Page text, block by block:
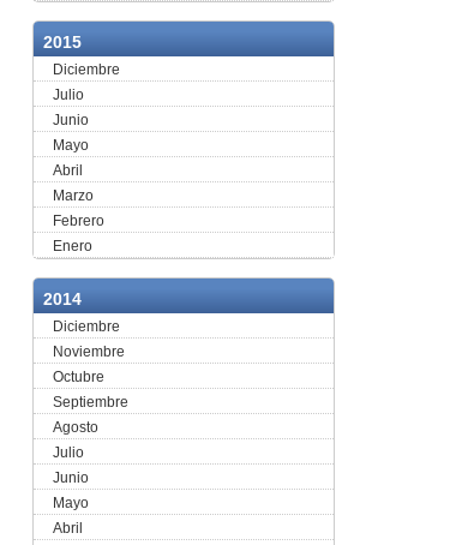
2015
Diciembre
Julio
Junio
Mayo
Abril
Marzo
Febrero
Enero
2014
Diciembre
Noviembre
Octubre
Septiembre
Agosto
Julio
Junio
Mayo
Abril